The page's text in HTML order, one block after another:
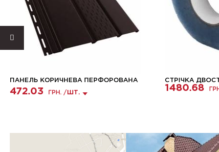
ПАНЕЛЬ КОРИЧНЕВА ПЕРФОРОВАНА
472.03 ГРН. / ШТ.
СТРІЧКА
1480.68